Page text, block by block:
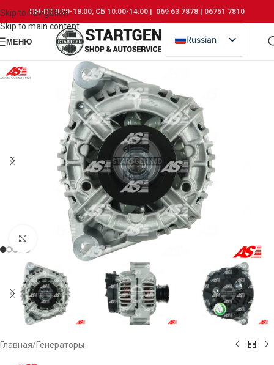
Skip to navigation
Skip to main content
ПН-ПТ 9:00-18:00, СБ 10:00-14:00 | 069 63 7878 | 06751 7810
МЕНЮ
Russian
Romanian
Click to enlarge
Главная/Генераторы